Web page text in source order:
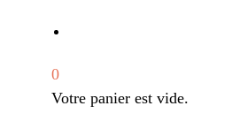
0
Votre panier est vide.